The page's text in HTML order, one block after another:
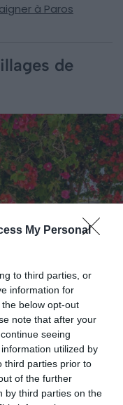
My Personal
to third parties, or
information for
below opt-out
note that after your
seeing
utilized by
third parties prior to
of the further
by third parties on the
à Paros
de
– Valantis Minogiannis
? Prodromos
la